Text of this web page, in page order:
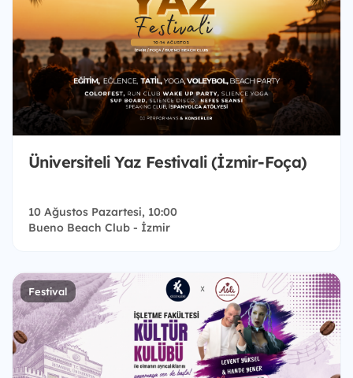
Üniversiteli Yaz Festivali (İzmir-Foça)
10 Ağustos Pazartesi, 10:00
Bueno Beach Club - İzmir
Festival